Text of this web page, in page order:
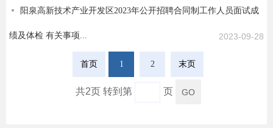
阳泉高新技术产业开发区2023年公开招聘合同制工作人员面试成
绩及体检 有关事项... 2023-09-28
首页 1 2 末页
共2页 转到第 页